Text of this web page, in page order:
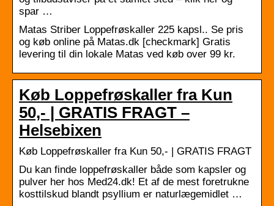
spar …
Matas Striber Loppefrøskaller 225 kapsl.. Se pris
og køb online på Matas.dk [checkmark] Gratis
levering til din lokale Matas ved køb over 99 kr.
Køb Loppefrøskaller fra Kun
50,- | GRATIS FRAGT –
Helsebixen
Køb Loppefrøskaller fra Kun 50,- | GRATIS FRAGT
Du kan finde loppefrøskaller både som kapsler og
pulver her hos Med24.dk! Et af de mest foretrukne
kosttilskud blandt psyllium er naturlægemidlet …